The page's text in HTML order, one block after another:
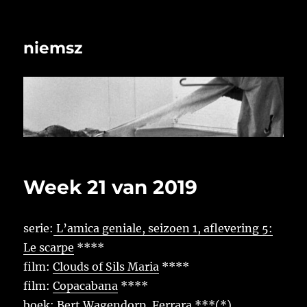
niemsz
Week 21 van 2019
serie: L’amica geniale, seizoen 1, aflevering 5:
Le scarpe ****
film:Clouds of Sils Maria ****
film:Copacabana ****